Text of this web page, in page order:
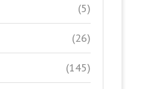
(5)
(26)
(145)